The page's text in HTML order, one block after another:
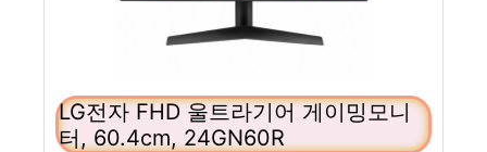
LG전자 FHD 울트라기어 게이밍모니
터, 60.4cm, 24GN60R